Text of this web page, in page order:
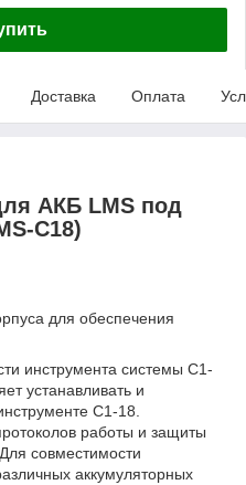
Доставка Оплата
АКБ LMS под
C18)
для обеспечения
инструмента системы С1-
устанавливать и
С1-18.
работы и защиты
совместимости
аккумуляторных